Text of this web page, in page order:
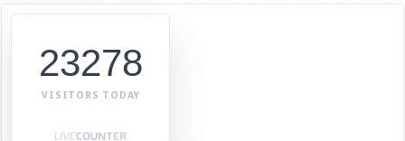
23278
VISITORS TODAY